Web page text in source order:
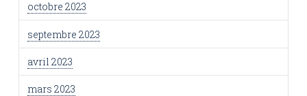
octobre 2023
septembre 2023
avril 2023
mars 2023